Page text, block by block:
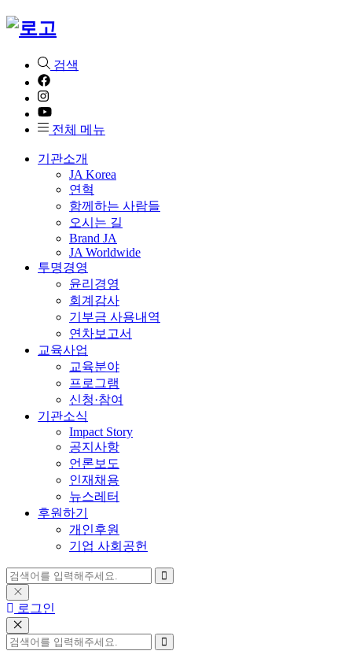
검색
전체 메뉴
기관소개
JA Korea
연혁
함께하는 사람들
오시는 길
Brand JA
JA Worldwide
투명경영
윤리경영
회계감사
기부금 사용내역
연차보고서
교육사업
교육분야
프로그램
신청·참여
기관소식
Impact Story
공지사항
언론보도
인재채용
뉴스레터
후원하기
개인후원
기업 사회공헌
로그인